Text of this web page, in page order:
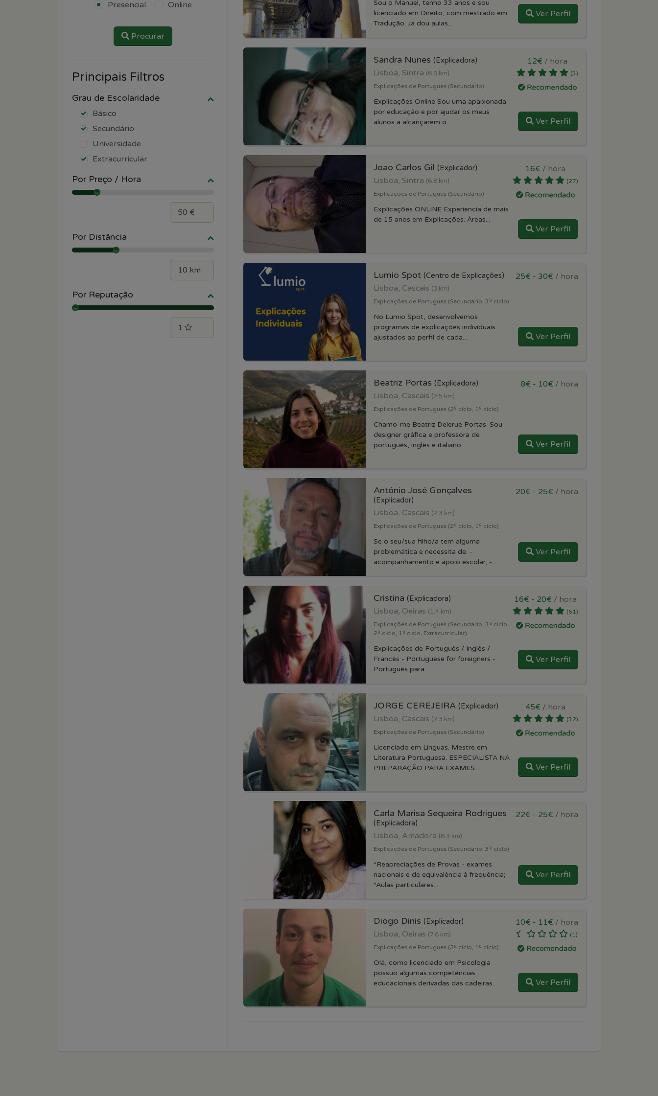
Sou o Manuel, tenho 33 anos e sou
licenciado em Direito, com mestrado em
Tradução. Já dou aulas...
Ver Perfil
Sandra Nunes (Explicadora)
Lisboa, Sintra (6.9 km)
Explicações de Portugues (Secundário)
Explicações Online Sou uma apaixonada
por educação e por ajudar os meus
alunos a alcançarem o...
12€ / hora
(3)
Ver Perfil
Joao Carlos Gil (Explicador)
Lisboa, Sintra (6.8 km)
Explicações de Portugues (Secundário)
Explicações ONLINE Experiencia de mais
de 15 anos em Explicações. Áreas...
16€ / hora
(27)
Ver Perfil
Lumio Spot (Centro de Explicações)
Lisboa, Cascais (3 km)
Explicações de Portugues (Secundário, 3º ciclo)
No Lumio Spot, desenvolvemos
programas de explicações individuais
ajustados ao perfil de cada...
25€ - 30€ / hora
Ver Perfil
Beatriz Portas (Explicadora)
Lisboa, Cascais (2.5 km)
Explicações de Portugues (2º ciclo, 1º ciclo)
Chamo-me Beatriz Delerue Portas. Sou
designer gráfica e professora de
português, inglês e italiano....
8€ - 10€ / hora
Ver Perfil
António José Gonçalves
(Explicador)
Lisboa, Cascais (2.3 km)
Explicações de Portugues (2º ciclo, 1º ciclo)
Se o seu/sua filho/a tem alguma
problemática e necessita de: -
acompanhamento e apoio escolar; -...
20€ - 25€ / hora
Ver Perfil
Cristina (Explicadora)
Lisboa, Oeiras (1.4 km)
Explicações de Portugues (Secundário, 3º ciclo,
2º ciclo, 1º ciclo, Extracurricular)
Explicações de Português / Inglês /
Francês - Portuguese for foreigners -
Português para...
16€ - 20€ / hora
(61)
Ver Perfil
JORGE CEREJEIRA (Explicador)
Lisboa, Cascais (2.3 km)
Explicações de Portugues (Secundário)
Licenciado em Línguas. Mestre em
Literatura Portuguesa. ESPECIALISTA NA
PREPARAÇÃO PARA EXAMES...
45€ / hora
(32)
Ver Perfil
Carla Marisa Sequeira Rodrigues
(Explicadora)
Lisboa, Amadora (8.3 km)
Explicações de Portugues (Secundário, 3º ciclo)
*Reapreciações de Provas - exames
nacionais e de equivalência à frequência;
*Aulas particulares...
22€ - 25€ / hora
Ver Perfil
Diogo Dinis (Explicador)
Lisboa, Oeiras (7.6 km)
Explicações de Portugues (2º ciclo, 1º ciclo)
Olá, como licenciado em Psicologia
possuo algumas competências
educacionais derivadas das cadeiras...
10€ - 11€ / hora
(1)
Ver Perfil
Presencial Online
Procurar
Principais Filtros
Grau de Escolaridade
Básico
Secundário
Universidade
Extracurricular
Por Preço / Hora
Por Distância
Por Reputação